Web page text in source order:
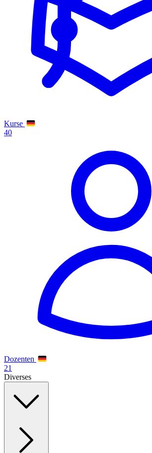
Kurse
40
Dozenten
21
Diverses